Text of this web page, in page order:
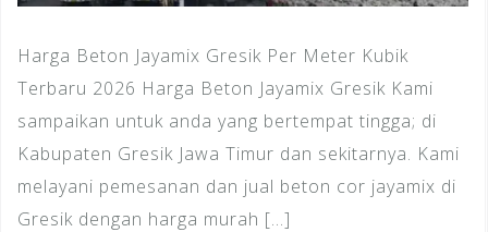
Harga Beton Jayamix Gresik Per Meter Kubik
Terbaru 2026 Harga Beton Jayamix Gresik Kami
sampaikan untuk anda yang bertempat tingga; di
Kabupaten Gresik Jawa Timur dan sekitarnya. Kami
melayani pemesanan dan jual beton cor jayamix di
Gresik dengan harga murah […]